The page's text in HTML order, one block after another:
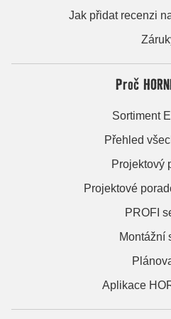
Jak přidat recenzi
Proč
Sortiment
Přehled
Projektový
Projektové
PROFI
Montážní
Aplikace